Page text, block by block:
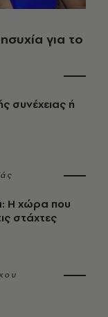
για το
συνέχειας ή
Η χώρα που
στάχτες